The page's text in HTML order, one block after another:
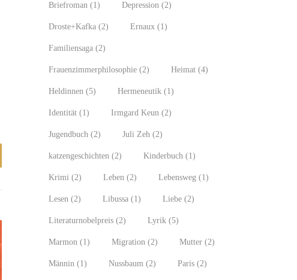
Briefroman (1) Depression (2)
Droste+Kafka (2) Ernaux (1)
Familiensaga (2)
Frauenzimmerphilosophie (2) Heimat (4)
Heldinnen (5) Hermeneutik (1)
Identität (1) Irmgard Keun (2)
Jugendbuch (2) Juli Zeh (2)
katzengeschichten (2) Kinderbuch (1)
Krimi (2) Leben (2) Lebensweg (1)
Lesen (2) Libussa (1) Liebe (2)
Literaturnobelpreis (2) Lyrik (5)
Marmon (1) Migration (2) Mutter (2)
Männin (1) Nussbaum (2) Paris (2)